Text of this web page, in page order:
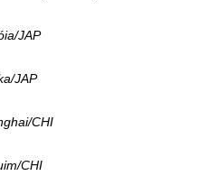
JAP
JAP
CHI
CHI